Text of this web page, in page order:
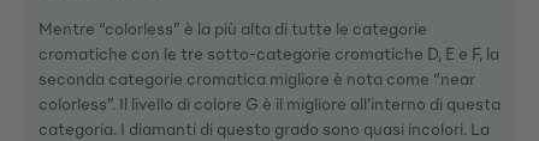
Mentre “colorless” è la più alta di tutte le categorie
cromatiche con le tre sotto-categorie cromatiche D, E e F, la
seconda categorie cromatica migliore è nota come “near
colorless”. Il livello di colore G è il migliore all’interno di questa
categoria. I diamanti di questo grado sono quasi incolori. La